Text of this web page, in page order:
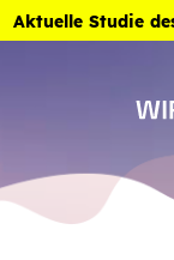
Zum Inhalt der Seite
Aktuelle Studie